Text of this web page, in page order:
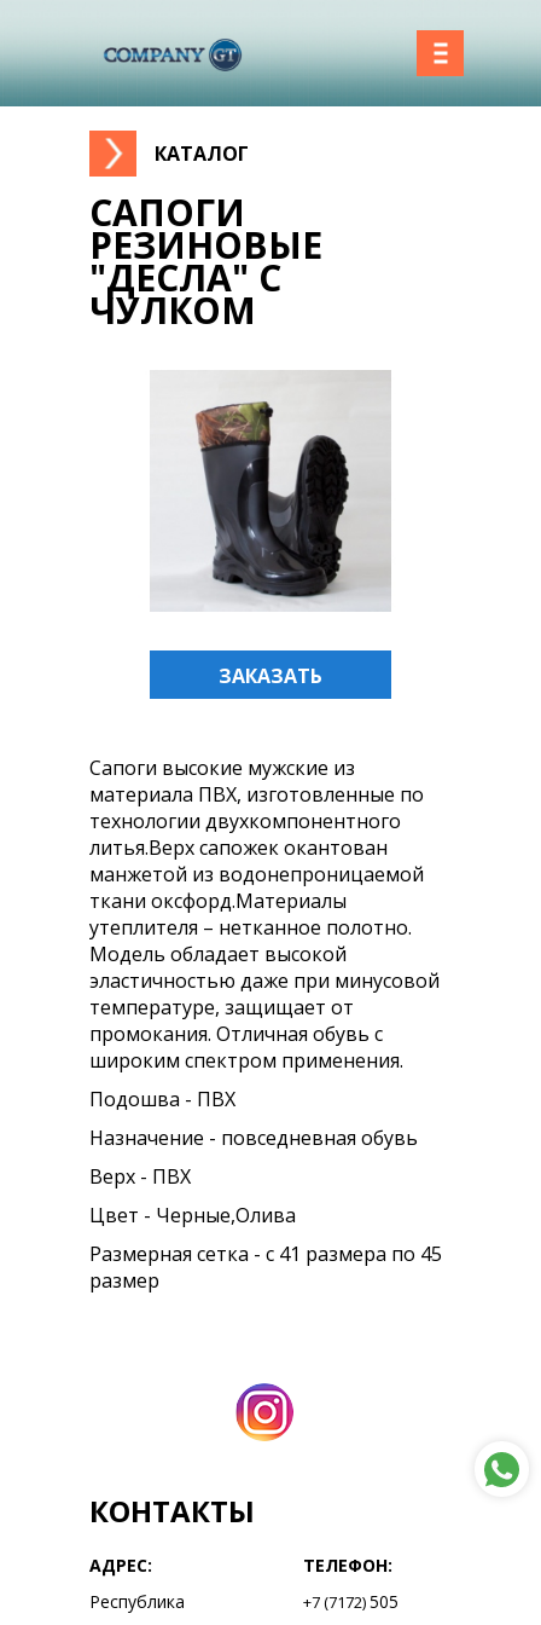
КАТАЛОГ
Вы здесь
САПОГИ
РЕЗИНОВЫЕ
"ДЕСЛА" С
ЧУЛКОМ
ЗАКАЗАТЬ
Сапоги высокие мужские из
материала ПВХ, изготовленные по
технологии двухкомпонентного
литья.Верх сапожек окантован
манжетой из водонепроницаемой
ткани оксфорд.Материалы
утеплителя – нетканное полотно.
Модель обладает высокой
эластичностью даже при минусовой
температуре, защищает от
промокания. Отличная обувь с
широким спектром применения.
Подошва - ПВХ
Назначение - повседневная обувь
Верх - ПВХ
Цвет - Черные,Олива
Размерная сетка - с 41 размера по 45
размер
КОНТАКТЫ
АДРЕС:
Республика
ТЕЛЕФОН:
+7 (7172)505